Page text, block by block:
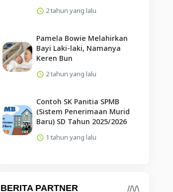
2 tahun yang lalu
Pamela Bowie Melahirkan
Bayi Laki-laki, Namanya
Keren Bun
2 tahun yang lalu
Contoh SK Panitia SPMB
(Sistem Penerimaan Murid
Baru) SD Tahun 2025/2026
1 tahun yang lalu